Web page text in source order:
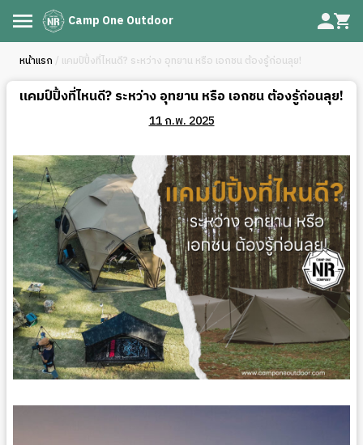
Camp One Outdoor
หน้าแรก / แคมป์ปิ้งที่ไหนดี? ระหว่าง อุทยาน หรือ เอกชน ต้องรู้ก่อนลุย!
แคมป์ปิ้งที่ไหนดี? ระหว่าง อุทยาน หรือ เอกชน ต้องรู้ก่อนลุย!
11 ก.พ. 2025